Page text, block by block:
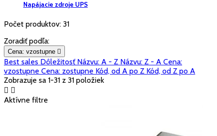
Napájacie zdroje UPS
Počet produktov: 31
Zoradiť podľa:
Cena: vzostupne 
Best sales Dôležitosť Názvu: A - Z Názvu: Z - A Cena:
vzostupne Cena: zostupne Kód, od A po Z Kód, od Z po A
Zobrazuje sa 1-31 z 31 položiek
 
Aktívne filtre